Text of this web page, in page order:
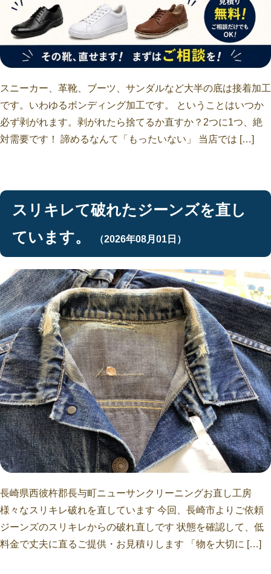
スニーカー、革靴、ブーツ、サンダルなど大半の底は接着加工
です。いわゆるボンディング加工です。 ということはいつか
必ず剥がれます。剥がれたら捨てるか直すか？2つに1つ、絶
対需要です！ 諦めるなんて「もったいない」 当店では […]
スリキレて破れたジーンズを直し
ています。
（2026年08月01日）
長崎県西彼杵郡長与町ニューサンクリーニングお直し工房
様々なスリキレ破れを直しています 今回、長崎市よりご依頼
ジーンズのスリキレからの破れ直しです 状態を確認して、低
料金で丈夫に直るご提供・お見積りします 「物を大切に […]